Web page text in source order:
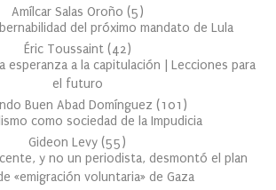
Amílcar Salas Oroño (5)
del próximo mandato de Lula
Éric Toussaint (42)
esperanza a la capitulación | Lecciones para
el futuro
Buen Abad Domínguez (101 )
como sociedad de la Impudicia
Gideon Levy (55)
y no un periodista, desmontó el plan
«emigración voluntaria» de Gaza